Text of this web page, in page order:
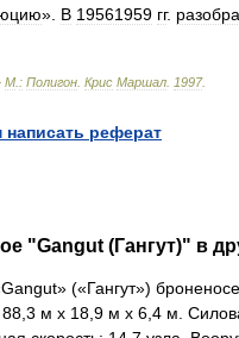
». В 19561959 гг.
М : Полигон Крис Маршал 1997.
реферат
"Gangut (Гангут)" в
(«Гангут»)
м х 18,9 м х 6,4 м.